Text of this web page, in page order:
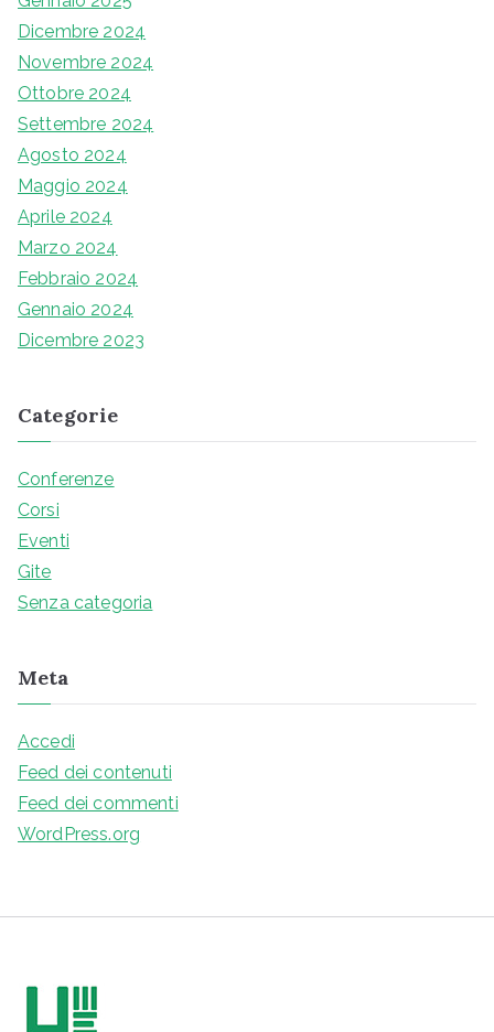
Dicembre 2024
Novembre 2024
Ottobre 2024
Settembre 2024
Agosto 2024
Maggio 2024
Aprile 2024
Marzo 2024
Febbraio 2024
Gennaio 2024
Dicembre 2023
Categorie
Conferenze
Corsi
Eventi
Gite
Senza categoria
Meta
Accedi
Feed dei contenuti
Feed dei commenti
WordPress.org